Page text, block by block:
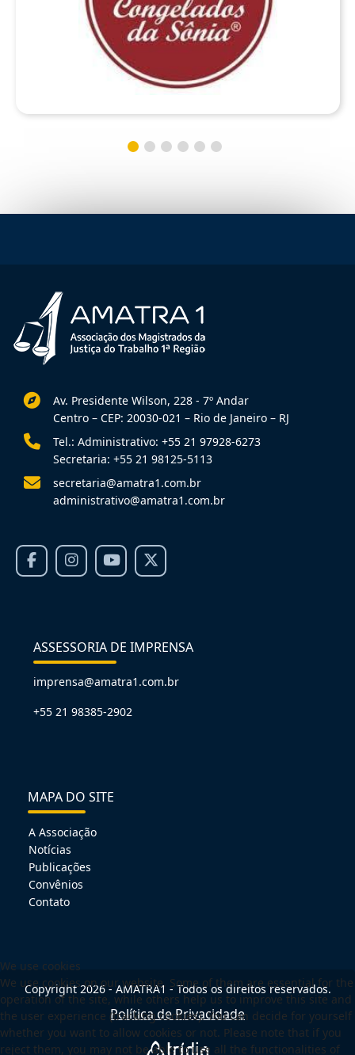
Av. Presidente Wilson, 228 - 7º Andar
Centro – CEP: 20030-021 – Rio de Janeiro – RJ
Tel.: Administrativo: +55 21 97928-6273
Secretaria: +55 21 98125-5113
secretaria@amatra1.com.br
administrativo@amatra1.com.br
ASSESSORIA DE IMPRENSA
imprensa@amatra1.com.br
+55 21 98385-2902
MAPA DO SITE
A Associação
Notícias
Publicações
Convênios
Contato
Copyright 2026 - AMATRA1 - Todos os direitos reservados.
Política de Privacidade
We use cookies
We use cookies on our website. Some of them are essential for the
operation of the site, while others help us to improve this site and
the user experience (tracking cookies). You can decide for yourself
whether you want to allow cookies or not. Please note that if you
reject them, you may not be able to use all the functionalities of